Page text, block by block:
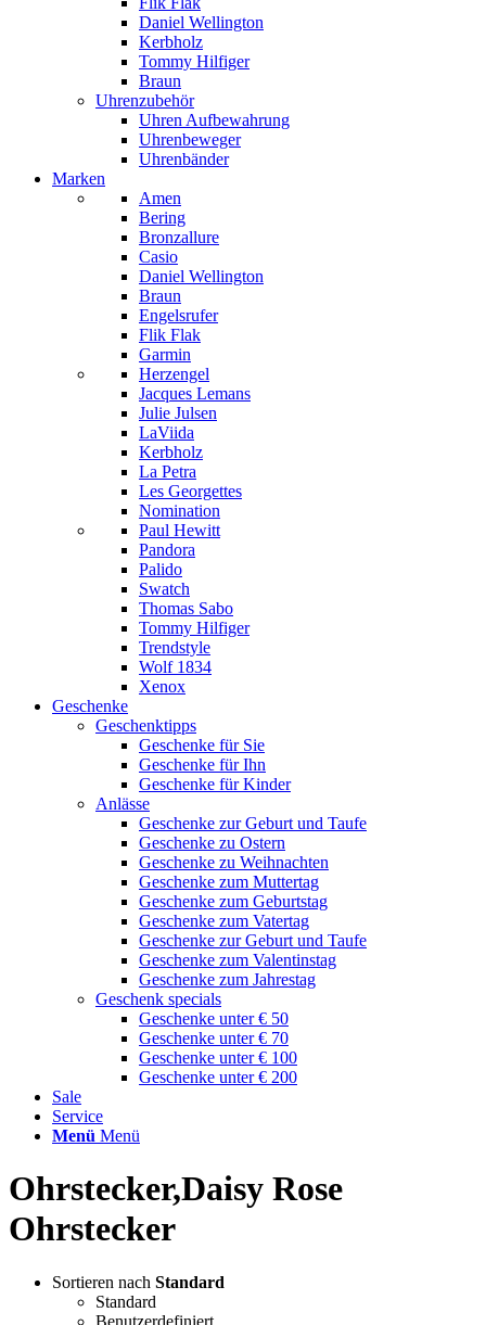
Daniel Wellington
Kerbholz
Tommy Hilfiger
Braun
Uhrenzubehör
Uhren Aufbewahrung
Uhrenbeweger
Uhrenbänder
Marken
Amen
Bering
Bronzallure
Casio
Daniel Wellington
Braun
Engelsrufer
Flik Flak
Garmin
Herzengel
Jacques Lemans
Julie Julsen
LaViida
Kerbholz
La Petra
Les Georgettes
Nomination
Paul Hewitt
Pandora
Palido
Swatch
Thomas Sabo
Tommy Hilfiger
Trendstyle
Wolf 1834
Xenox
Geschenke
Geschenktipps
Geschenke für Sie
Geschenke für Ihn
Geschenke für Kinder
Anlässe
Geschenke zur Geburt und Taufe
Geschenke zu Ostern
Geschenke zu Weihnachten
Geschenke zum Muttertag
Geschenke zum Geburtstag
Geschenke zum Vatertag
Geschenke zur Geburt und Taufe
Geschenke zum Valentinstag
Geschenke zum Jahrestag
Geschenk specials
Geschenke unter € 50
Geschenke unter € 70
Geschenke unter € 100
Geschenke unter € 200
Sale
Service
Menü Menü
Ohrstecker,Daisy Rose
Ohrstecker
Sortieren nach Standard
Standard
Benutzerdefiniert